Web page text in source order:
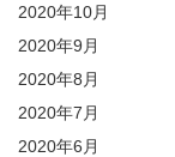
2020年10月
2020年9月
2020年8月
2020年7月
2020年6月